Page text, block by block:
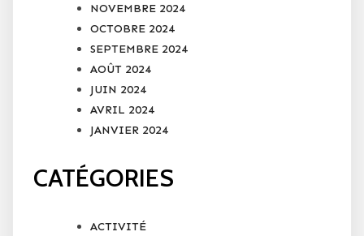
NOVEMBRE 2024
OCTOBRE 2024
SEPTEMBRE 2024
AOÛT 2024
JUIN 2024
AVRIL 2024
JANVIER 2024
CATÉGORIES
ACTIVITÉ